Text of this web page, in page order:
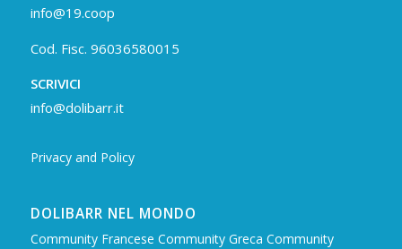
info@19.coop
Cod. Fisc. 96036580015
SCRIVICI
info@dolibarr.it
Privacy and Policy
DOLIBARR NEL MONDO
Community Francese Community Greca Community